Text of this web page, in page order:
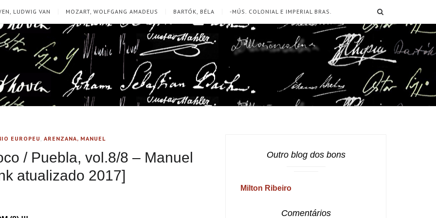
LUDWIG VAN MOZART, WOLFGANG AMADEUS BARTÓK, BÉLA -MÚS. COLONIAL E IMPERIAL BRAS.
EUROPEU , ARENZANA, MANUEL
/ Puebla, vol.8/8 – Manuel
atualizado 2017]
Outro blog dos bons
Milton Ribeiro
Comentários